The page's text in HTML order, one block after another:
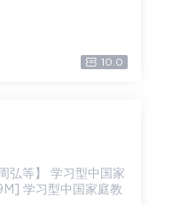
10.0
学习型中国家庭教